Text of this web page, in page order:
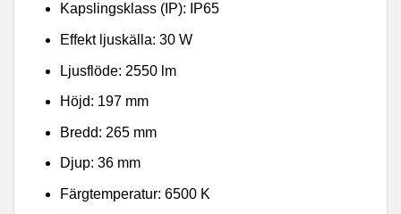
Kapslingsklass (IP): IP65
Effekt ljuskälla: 30 W
Ljusflöde: 2550 lm
Höjd: 197 mm
Bredd: 265 mm
Djup: 36 mm
Färgtemperatur: 6500 K